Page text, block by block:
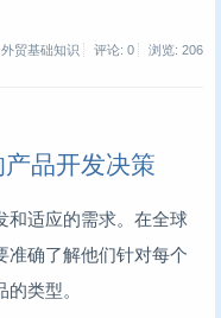
贸基础知识 评论: 0 浏览: 206
品开发决策
和适应的需求。在全球
准确了解他们针对每个
的类型。